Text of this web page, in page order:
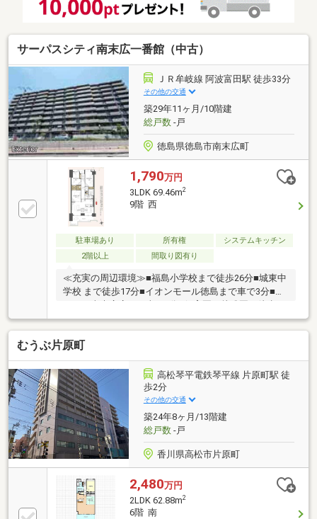
サーパスシティ南末広一番館（中古）
ＪＲ牟岐線 阿波富田駅 徒歩33分
その他の交通
築29年11ヶ月/10階建
総戸数-戸
徳島県徳島市南末広町
1,790万円
3LDK 69.46m2
9階 西
駐車場あり 所有権
システムキッチン
2階以上
間取り図有り
≪充実の周辺環境≫■福島小学校まで徒歩26分■城東中
学校 まで徒歩17分■イオンモール徳島まで車で3分■コ
分圏内に多数■徒歩10分圏内に病院も多数■スーパー・
ドラッグストア・コンビニ徒歩5分圏内≪収納豊富な
住みやすい間取り≫■収納豊富な3LDK■LDK14.7帖■雨
でも安心のインナーバルコニー本日ご案内可能です♪
むうぶ片原町
高松琴平電鉄琴平線 片原町駅 徒
歩2分
その他の交通
築24年8ヶ月/13階建
総戸数-戸
香川県高松市片原町
2,480万円
2LDK 62.88m2
6階 南